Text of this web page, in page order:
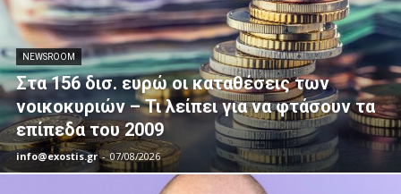
NEWSROOM
Στα 156 δισ. ευρώ οι καταθέσεις των
νοικοκυριών – Τι λείπει για να φτάσουν τα
επίπεδα του 2009
info@exostis.gr - 07/08/2026